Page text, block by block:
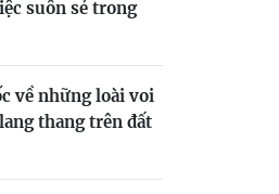
suôn sẻ trong
về những loài voi
thang trên đất